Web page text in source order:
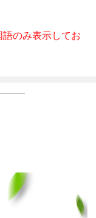
のみ表示してお